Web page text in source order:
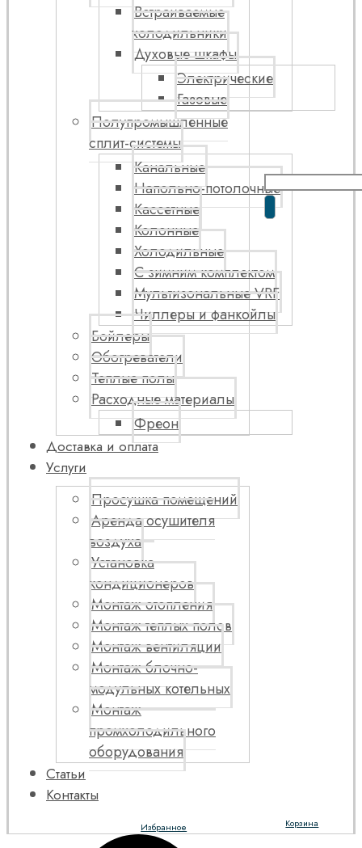
Встраиваемые
холодильники
Духовые шкафы
Электрические
Газовые
Полупромышленные
сплит-системы
Канальные
Напольно-потолочные
Кассетные
Колонные
Холодильные
С зимним комплектом
Мультизональные VRF
Чиллеры и фанкойлы
Бойлеры
Обогреватели
Теплые полы
Расходные материалы
Фреон
Доставка и оплата
Услуги
Просушка помещений
Аренда осушителя
воздуха
Установка
кондиционеров
Монтаж отопления
Монтаж теплых полов
Монтаж вентиляции
Монтаж блочно-
модульных котельных
Монтаж
промхолодильного
оборудования
Статьи
Контакты
Корзина
Избранное